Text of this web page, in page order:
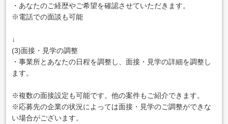
・あなたのご経歴やご希望を確認させていただきます。
※電話での面談も可能
↓
(3)面接・見学の調整
・事業所とあなたの日程を調整し、面接・見学の詳細を調整し
ます。
※複数の面接設定も可能です。他の案件もご紹介できます。
※応募先の企業の状況によっては面接・見学のご調整ができな
い場合がございます。